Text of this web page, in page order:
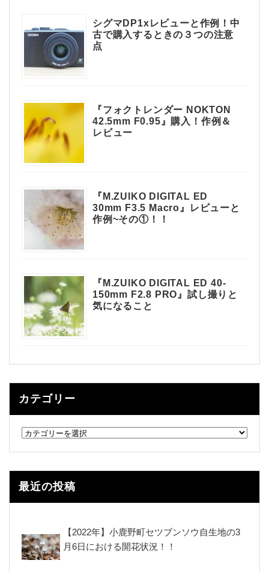
シグマDP1xレビューと作例！中
古で購入するときの３つの注意
点
『フォクトレンダー NOKTON
42.5mm F0.95』購入！作例＆
レビュー
『M.ZUIKO DIGITAL ED
30mm F3.5 Macro』レビューと
作例~その①！！
『M.ZUIKO DIGITAL ED 40-
150mm F2.8 PRO』試し撮りと
気になること
カテゴリー
カ
リ
ー
最近の投稿
【2022年】小鹿野町セツブンソウ自生地の3
月6日における開花状況！！